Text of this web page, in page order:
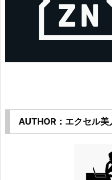
AUTHOR：エクセル美